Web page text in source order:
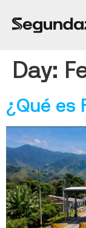
Day:
¿Qué es